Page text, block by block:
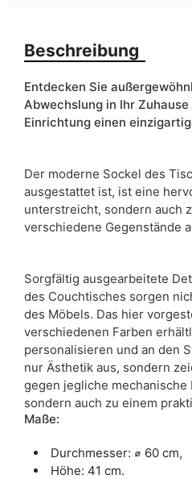
Breite
ean13
Aufgrund des
Beschreibung
Entdecken Sie
Abwechslung in Ihr
Einrichtung einen
Der moderne Sockel des
ausgestattet ist, ist eine
unterstreicht, sondern auch
verschiedene Gegenstände
Sorgfältig ausgearbeitete
des Couchtisches sorgen
des Möbels. Das hier
verschiedenen Farben
personalisieren und an den
nur Ästhetik aus, sondern
gegen jegliche
sondern auch zu einem
Maße:
Durchmesser: ⌀ 60 cm,
Höhe: 41 cm.